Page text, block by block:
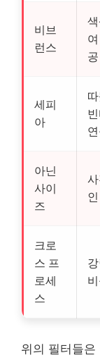
비브
런스
공
세피
아
아닌
사이
즈
크로
스 프
로세
스
위의 필터들은